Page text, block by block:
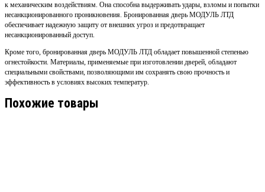
к механическим воздействиям. Она способна выдерживать удары, взломы и попытки
несанкционированного проникновения. Бронированная дверь МОДУЛЬ ЛТД
обеспечивает надежную защиту от внешних угроз и предотвращает
несанкционированный доступ.
Кроме того, бронированная дверь МОДУЛЬ ЛТД обладает повышенной степенью
огнестойкости. Материалы, применяемые при изготовлении дверей, обладают
специальными свойствами, позволяющими им сохранять свою прочность и
эффективность в условиях высоких температур.
Похожие товары